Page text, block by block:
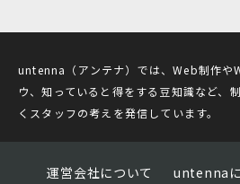
untenna（アンテナ）では、Web制作や
ウ、知っていると得をする豆知識など、
くスタッフの考えを発信しています。
運営会社について untenna